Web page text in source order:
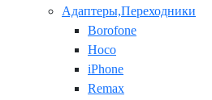
Адаптеры,Переходники
Borofone
Hoco
iPhone
Remax